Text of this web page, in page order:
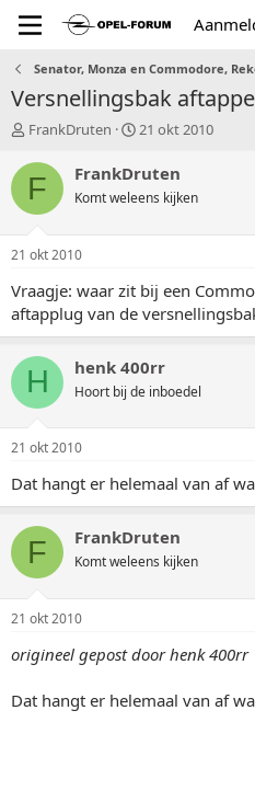
Senator, Monza en Commodore,
Versnellingsbak
T
p
a
r
t
e
FrankDruten
S
a
t
u
21 okt 2010
F FrankDruten
Komt weleens kijken
21 okt 2010
Vraagje: waar zit bij een
aftapplug van de
H henk 400rr
Hoort bij de inboedel
21 okt 2010
Dat hangt er helemaal van af
F FrankDruten
Komt weleens kijken
21 okt 2010
origineel gepost door henk 400rr
Dat hangt er helemaal van af